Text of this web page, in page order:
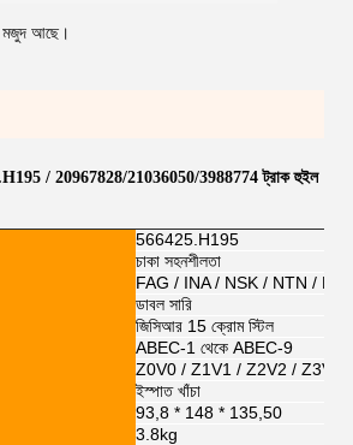
মজুদ আছে।
/ 20967828/21036050/3988774 ট্রাক হুইল
566425.H195
চাকা সহনশীলতা
FAG / INA / NSK / NTN /
ডাবল সারি
জিসিআর 15 ক্রোম স্টিল
ABEC-1 থেকে ABEC-9
Z0V0 / Z1V1 / Z2V2 / Z3V3
ইস্পাত খাঁচা
93,8 * 148 * 135,50
3.8kg